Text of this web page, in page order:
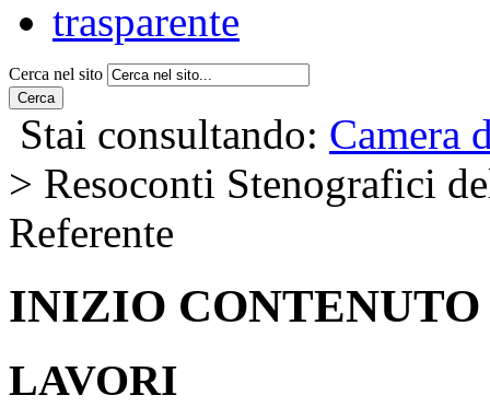
Cerca nel sito
Cerca
Stai consultando: Camera
> Resoconti Stenografici
Referente
INIZIO CONTENUTO
LAVORI